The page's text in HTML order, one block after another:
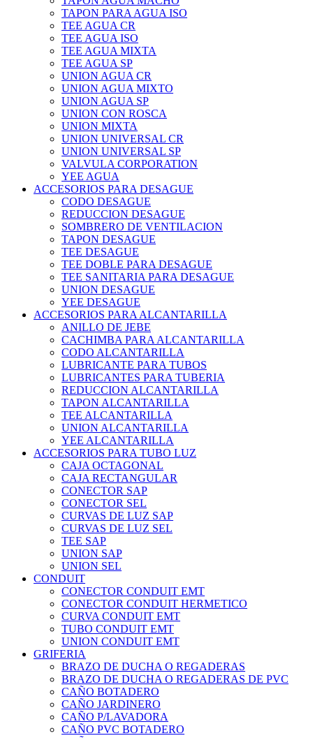
TAPON PARA AGUA ISO
TEE AGUA CR
TEE AGUA ISO
TEE AGUA MIXTA
TEE AGUA SP
UNION AGUA CR
UNION AGUA MIXTO
UNION AGUA SP
UNION CON ROSCA
UNION MIXTA
UNION UNIVERSAL CR
UNION UNIVERSAL SP
VALVULA CORPORATION
YEE AGUA
ACCESORIOS PARA DESAGUE
CODO DESAGUE
REDUCCION DESAGUE
SOMBRERO DE VENTILACION
TAPON DESAGUE
TEE DESAGUE
TEE DOBLE PARA DESAGUE
TEE SANITARIA PARA DESAGUE
UNION DESAGUE
YEE DESAGUE
ACCESORIOS PARA ALCANTARILLA
ANILLO DE JEBE
CACHIMBA PARA ALCANTARILLA
CODO ALCANTARILLA
LUBRICANTE PARA TUBOS
LUBRICANTES PARA TUBERIA
REDUCCION ALCANTARILLA
TAPON ALCANTARILLA
TEE ALCANTARILLA
UNION ALCANTARILLA
YEE ALCANTARILLA
ACCESORIOS PARA TUBO LUZ
CAJA OCTAGONAL
CAJA RECTANGULAR
CONECTOR SAP
CONECTOR SEL
CURVAS DE LUZ SAP
CURVAS DE LUZ SEL
TEE SAP
UNION SAP
UNION SEL
CONDUIT
CONECTOR CONDUIT EMT
CONECTOR CONDUIT HERMETICO
CURVA CONDUIT EMT
TUBO CONDUIT EMT
UNION CONDUIT EMT
GRIFERIA
BRAZO DE DUCHA O REGADERAS
BRAZO DE DUCHA O REGADERAS DE PVC
CAÑO BOTADERO
CAÑO JARDINERO
CAÑO P/LAVADORA
CAÑO PVC BOTADERO